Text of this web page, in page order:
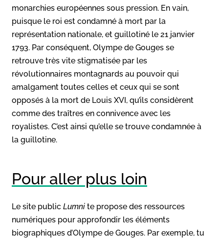
monarchies européennes sous pression. En vain,
puisque le roi est condamné à mort par la
représentation nationale, et guillotiné le 21 janvier
1793. Par conséquent, Olympe de Gouges se
retrouve très vite stigmatisée par les
révolutionnaires montagnards au pouvoir qui
amalgament toutes celles et ceux qui se sont
opposés à la mort de Louis XVI, qu’ils considèrent
comme des traîtres en connivence avec les
royalistes. C’est ainsi qu’elle se trouve condamnée à
la guillotine.
Pour aller plus loin
Le site public Lumni te propose des ressources
numériques pour approfondir les éléments
biographiques d’Olympe de Gouges. Par exemple, tu